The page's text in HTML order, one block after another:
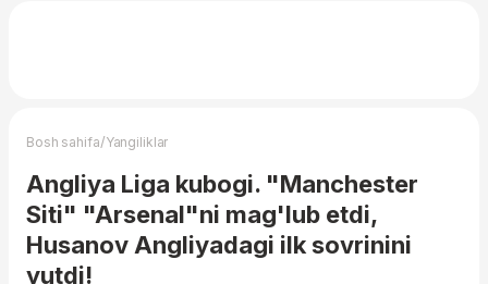
Bosh sahifa/Yangiliklar
Angliya Liga kubogi. "Manchester
Siti" "Arsenal"ni mag'lub etdi,
Husanov Angliyadagi ilk sovrinini
yutdi!